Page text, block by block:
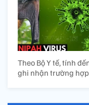
Theo Bộ Y tế, tính
ghi nhận trường